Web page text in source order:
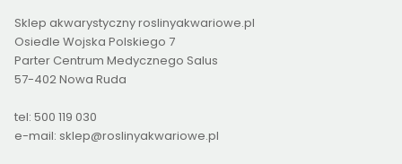
Sklep akwarystyczny roslinyakwariowe.pl
Osiedle Wojska Polskiego 7
Parter Centrum Medycznego Salus
57-402 Nowa Ruda
tel: 500 119 030
e-mail: sklep@roslinyakwariowe.pl